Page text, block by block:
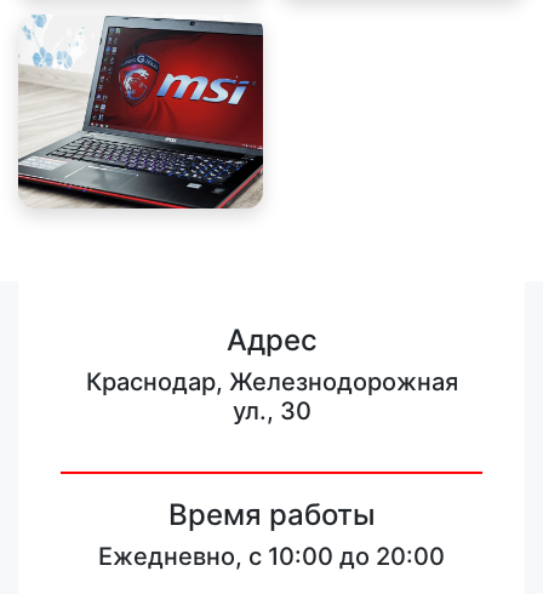
Адрес
Краснодар, Железнодорожная
ул., 30
Время работы
Ежедневно, с 10:00 до 20:00